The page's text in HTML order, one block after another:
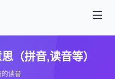
（拼音,读音等）
的读音